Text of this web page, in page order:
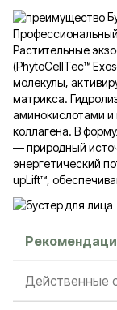
Растительные
(PhytoCellTec™
молекулы,
матрикса.
аминокислотами и
коллагена. В
— природный
энергетический
upLift™,
Действенные